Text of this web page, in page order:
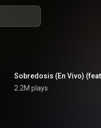
Sobredosis (En Vivo)
2.2M plays